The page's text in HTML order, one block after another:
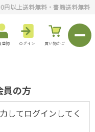
円以上送料無料・書籍送料無料
登録 ログイン 買い物かご
員の方
してログインしてく